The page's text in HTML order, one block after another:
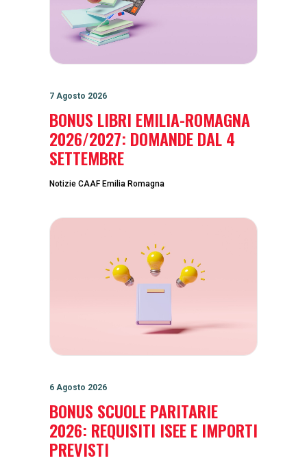
7 Agosto 2026
BONUS LIBRI EMILIA-ROMAGNA
2026/2027: DOMANDE DAL 4
SETTEMBRE
Notizie CAAF Emilia Romagna
6 Agosto 2026
BONUS SCUOLE PARITARIE
2026: REQUISITI ISEE E IMPORTI
PREVISTI